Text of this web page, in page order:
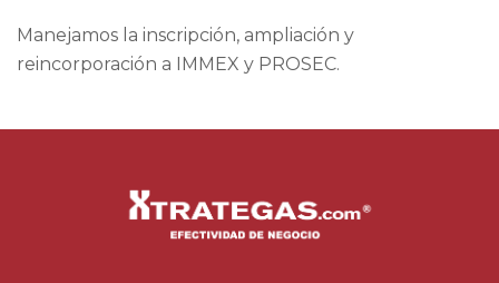
Manejamos la inscripción, ampliación y
reincorporación a IMMEX y PROSEC.